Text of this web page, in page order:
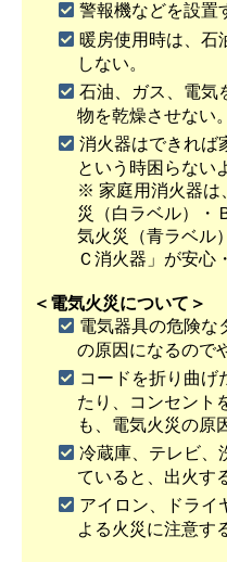
警報機などを設置
暖房使用時は、石
しない。
石油、ガス、電気
物を乾燥させない。
消火器はできれば
という時困らない
※ 家庭用消火器は
災（白ラベル）・
気火災（青ラベル
Ｃ消火器」が安心
＜電気火災について＞
電気器具の危険な
の原因になるので
コードを折り曲げ
たり、コンセント
も、電気火災の原
冷蔵庫、テレビ、
ていると、出火す
アイロン、ドライ
よる火災に注意す